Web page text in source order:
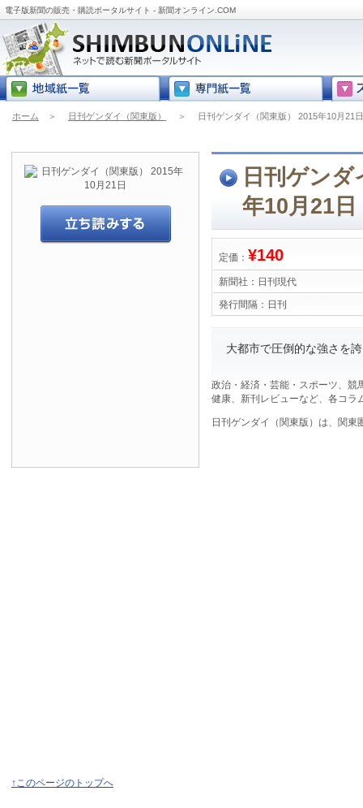
電子版新聞の販売・購読ポータルサイト - 新聞オンライン.COM
ホーム ＞ 日刊ゲンダイ（関東版） ＞ 日刊ゲンダイ（関東版） 2015年10月21日
日刊ゲン
年10月21日
定価： ¥140
新聞社： 日刊現代
発行間隔： 日刊
大都市で圧倒的な強さを
政治・経済・芸能・スポーツ、競
健康、新刊レビューなど、各コラ
日刊ゲンダイ（関東版）は、関
↑このページのトップへ